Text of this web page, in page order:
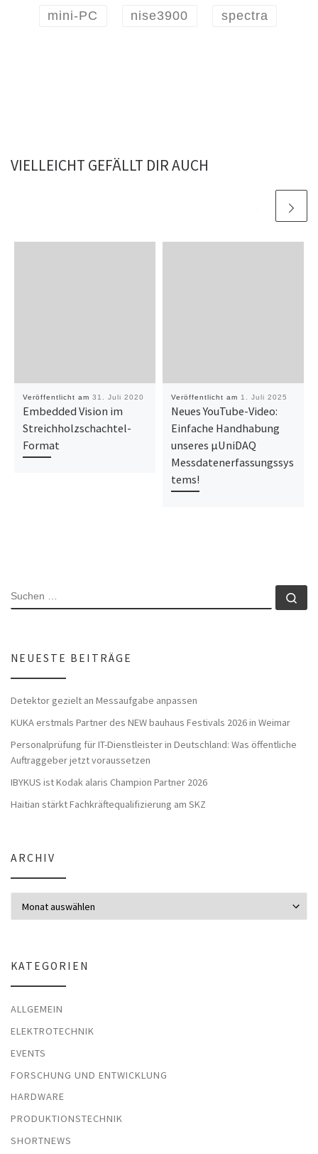
mini-PC nise3900 spectra
VIELLEICHT GEFÄLLT DIR AUCH
Veröffentlicht am 31. Juli 2020
Embedded Vision im
Streichholzschachtel-
Format
Veröffentlicht am 1. Juli 2025
Neues YouTube-Video:
Einfache Handhabung
unseres µUniDAQ
Messdatenerfassungssys
tems!
SUCHE
NEUESTE BEITRÄGE
Detektor gezielt an Messaufgabe anpassen
KUKA erstmals Partner des NEW bauhaus Festivals 2026 in Weimar
Personalprüfung für IT-Dienstleister in Deutschland: Was öffentliche
Auftraggeber jetzt voraussetzen
IBYKUS ist Kodak alaris Champion Partner 2026
Haitian stärkt Fachkräftequalifizierung am SKZ
ARCHIV
KATEGORIEN
ALLGEMEIN
ELEKTROTECHNIK
EVENTS
FORSCHUNG UND ENTWICKLUNG
HARDWARE
PRODUKTIONSTECHNIK
SHORTNEWS